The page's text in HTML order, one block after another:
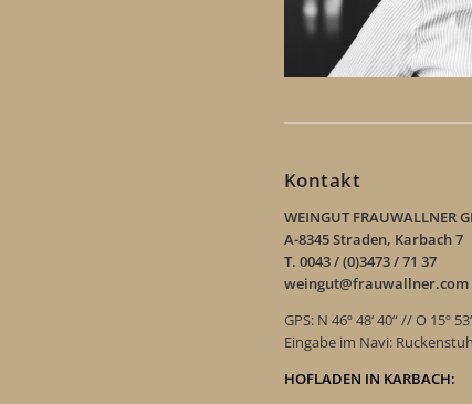
Kontakt
WEINGUT FRAUWALLNER
A-8345 Straden, Karbach 7
T. 0043 / (0)3473 / 71 37
weingut@frauwallner.com
GPS: N 46º 48‘ 40“ // O 15º
Eingabe im Navi:
HOFLADEN IN KARBACH: